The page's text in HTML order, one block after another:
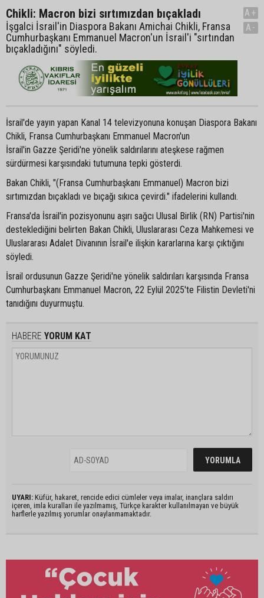
Chikli: Macron bizi sırtımızdan bıçakladı
İşgalci İsrail'in Diaspora Bakanı Amichai Chikli, Fransa
Cumhurbaşkanı Emmanuel Macron'un İsrail'i "sırtından
bıçakladığını" söyledi.
A+
A-
İsrail'de yayın yapan Kanal 14 televizyonuna konuşan Diaspora Bakanı
Chikli, Fransa Cumhurbaşkanı Emmanuel Macron'un
İsrail'in Gazze Şeridi'ne yönelik saldırılarını ateşkese rağmen
sürdürmesi karşısındaki tutumuna tepki gösterdi.
Bakan Chikli, "(Fransa Cumhurbaşkanı Emmanuel) Macron bizi
sırtımızdan bıçakladı ve bıçağı sıkıca çevirdi." ifadelerini kullandı.
Fransa'da İsrail'in pozisyonunu aşırı sağcı Ulusal Birlik (RN) Partisi'nin
desteklediğini belirten Bakan Chikli, Uluslararası Ceza Mahkemesi ve
Uluslararası Adalet Divanının İsrail'e ilişkin kararlarına karşı çıktığını
söyledi.
İsrail ordusunun Gazze Şeridi'ne yönelik saldırıları karşısında Fransa
Cumhurbaşkanı Emmanuel Macron, 22 Eylül 2025'te Filistin Devleti'ni
tanıdığını duyurmuştu.
HABERE YORUM KAT
UYARI: Küfür, hakaret, rencide edici cümleler veya imalar, inançlara saldırı
içeren, imla kuralları ile yazılmamış, Türkçe karakter kullanılmayan ve büyük
harflerle yazılmış yorumlar onaylanmamaktadır.